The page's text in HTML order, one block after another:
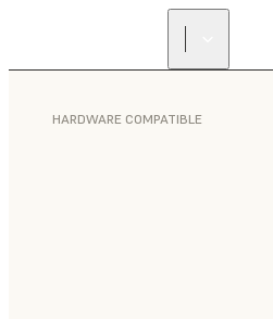
HARDWARE COMPATIBLE